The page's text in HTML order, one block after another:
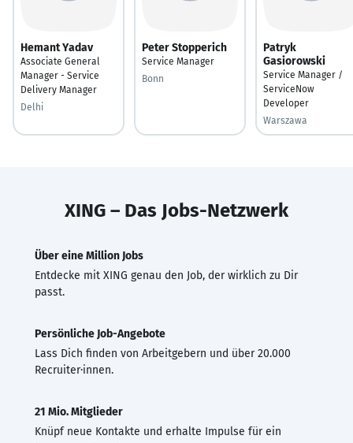
Hemant Yadav
Associate General
Manager - Service
Delivery Manager
Delhi
Peter Stopperich
Service Manager
Bonn
Patryk
Gasiorowski
Service Manager /
ServiceNow
Developer
Warszawa
XING – Das Jobs-Netzwerk
Über eine Million Jobs
Entdecke mit XING genau den Job, der wirklich zu Dir
passt.
Persönliche Job-Angebote
Lass Dich finden von Arbeitgebern und über 20.000
Recruiter·innen.
21 Mio. Mitglieder
Knüpf neue Kontakte und erhalte Impulse für ein